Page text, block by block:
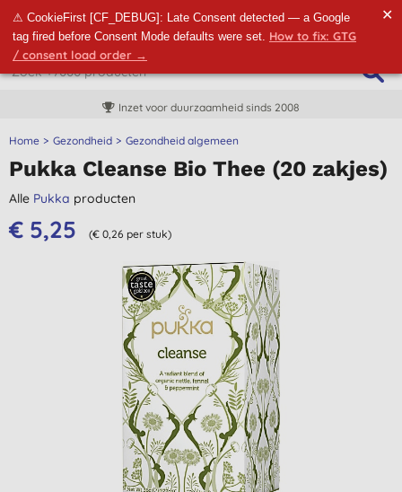
⚠ CookieFirst [CF_DEBUG]: Late Consent detected — a Google
tag fired before Consent Mode defaults were set. How to fix: GTG
/ consent load order →
✕
Inzet voor duurzaamheid sinds 2008
Home Gezondheid Gezondheid algemeen
Pukka Cleanse Bio Thee (20 zakjes)
Alle Pukka producten
€ 5,25 (€ 0,26 per stuk)